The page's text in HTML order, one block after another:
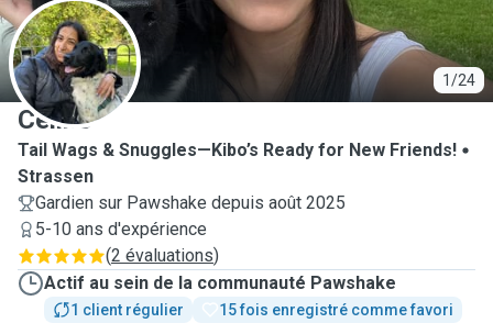
1/24
C
Celine
Tail Wags & Snuggles—Kibo’s Ready for New Friends!
Strassen
Gardien sur Pawshake depuis août 2025
5-10 ans d'expérience
(2 évaluations)
Actif au sein de la communauté Pawshake
1 client régulier
15 fois enregistré comme favori